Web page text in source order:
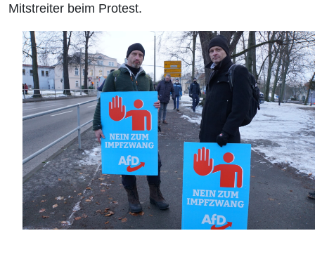
Mitstreiter beim Protest.